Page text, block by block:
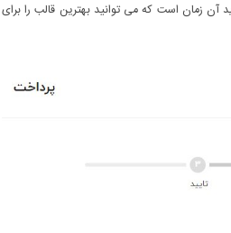
آن زمان است که می توانید بهترین قالب را برای